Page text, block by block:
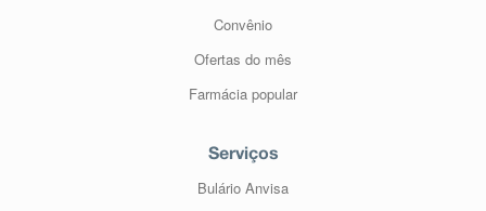
Convênio
Ofertas do mês
Farmácia popular
Serviços
Bulário Anvisa